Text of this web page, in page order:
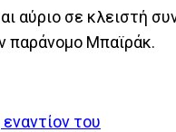
αύριο σε κλειστή
παράνομο Μπαϊράκ.
του